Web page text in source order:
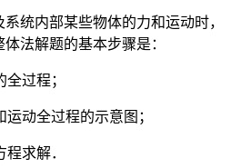
统内部某些物体的力和运动时，
法解题的基本步骤是：
过程；
动全过程的示意图；
求解．